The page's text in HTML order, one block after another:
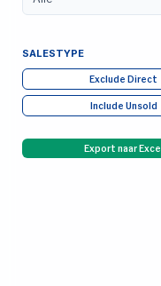
SALESTYPE
Exclude Direct
Include Unsold
Export naar Excel